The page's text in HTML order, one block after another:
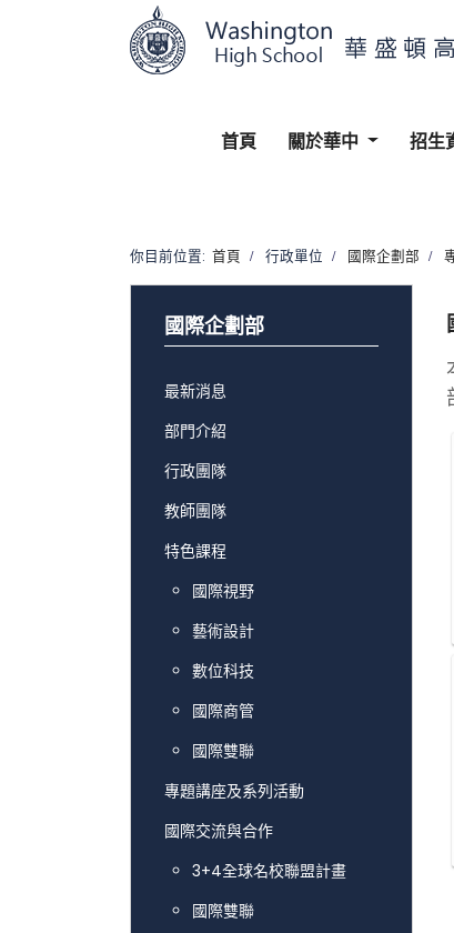
首頁 關於華中 招生
你目前位置: 首頁 行政單位 國際企劃部
國際企劃部
最新消息
部門介紹
行政團隊
教師團隊
特色課程
國際視野
藝術設計
數位科技
國際商管
國際雙聯
專題講座及系列活動
國際交流與合作
3+4全球名校聯盟計畫
國際雙聯